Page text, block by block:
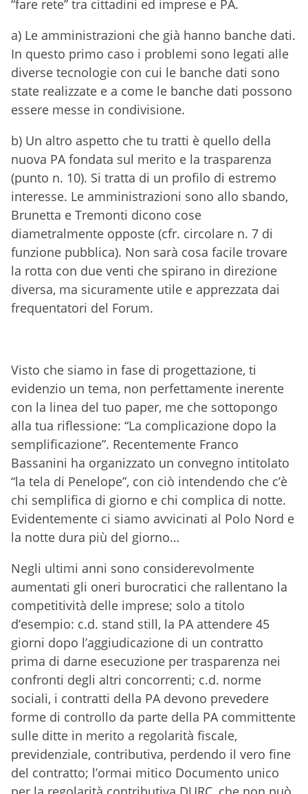
“fare rete” tra cittadini ed imprese e PA.
a) Le amministrazioni che già hanno banche dati.
In questo primo caso i problemi sono legati alle
diverse tecnologie con cui le banche dati sono
state realizzate e a come le banche dati possono
essere messe in condivisione.
b) Un altro aspetto che tu tratti è quello della
nuova PA fondata sul merito e la trasparenza
(punto n. 10). Si tratta di un profilo di estremo
interesse. Le amministrazioni sono allo sbando,
Brunetta e Tremonti dicono cose
diametralmente opposte (cfr. circolare n. 7 di
funzione pubblica). Non sarà cosa facile trovare
la rotta con due venti che spirano in direzione
diversa, ma sicuramente utile e apprezzata dai
frequentatori del Forum.
Visto che siamo in fase di progettazione, ti
evidenzio un tema, non perfettamente inerente
con la linea del tuo paper, me che sottopongo
alla tua riflessione: “La complicazione dopo la
semplificazione”. Recentemente Franco
Bassanini ha organizzato un convegno intitolato
“la tela di Penelope”, con ciò intendendo che c’è
chi semplifica di giorno e chi complica di notte.
Evidentemente ci siamo avvicinati al Polo Nord e
la notte dura più del giorno…
Negli ultimi anni sono considerevolmente
aumentati gli oneri burocratici che rallentano la
competitività delle imprese; solo a titolo
d’esempio: c.d. stand still, la PA attendere 45
giorni dopo l’aggiudicazione di un contratto
prima di darne esecuzione per trasparenza nei
confronti degli altri concorrenti; c.d. norme
sociali, i contratti della PA devono prevedere
forme di controllo da parte della PA committente
sulle ditte in merito a regolarità fiscale,
previdenziale, contributiva, perdendo il vero fine
del contratto; l’ormai mitico Documento unico